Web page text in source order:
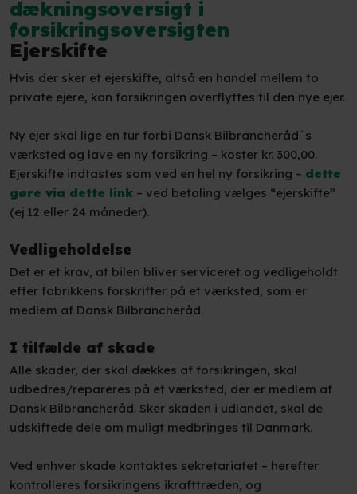
dækningsoversigt i
forsikringsoversigten
Ejerskifte
Hvis der sker et ejerskifte, altså en handel mellem to
private ejere, kan forsikringen overflyttes til den nye ejer.
Ny ejer skal lige en tur forbi Dansk Bilbrancheråd´s
værksted og lave en ny forsikring – koster kr. 300,00.
Ejerskifte indtastes som ved en hel ny forsikring – dette
gøre via dette link– ved betaling vælges “ejerskifte”
(ej 12 eller 24 måneder).​
Vedligeholdelse
Det er et krav, at bilen bliver serviceret og vedligeholdt
efter fabrikkens forskrifter på et værksted, som er
medlem af Dansk Bilbrancheråd.
I tilfælde af skade
Alle skader, der skal dækkes af forsikringen, skal
udbedres/repareres på et værksted, der er medlem af
Dansk Bilbrancheråd. Sker skaden i udlandet, skal de
udskiftede dele om muligt medbringes til Danmark.
Ved enhver skade kontaktes sekretariatet – herefter
kontrolleres forsikringens ikrafttræden, og